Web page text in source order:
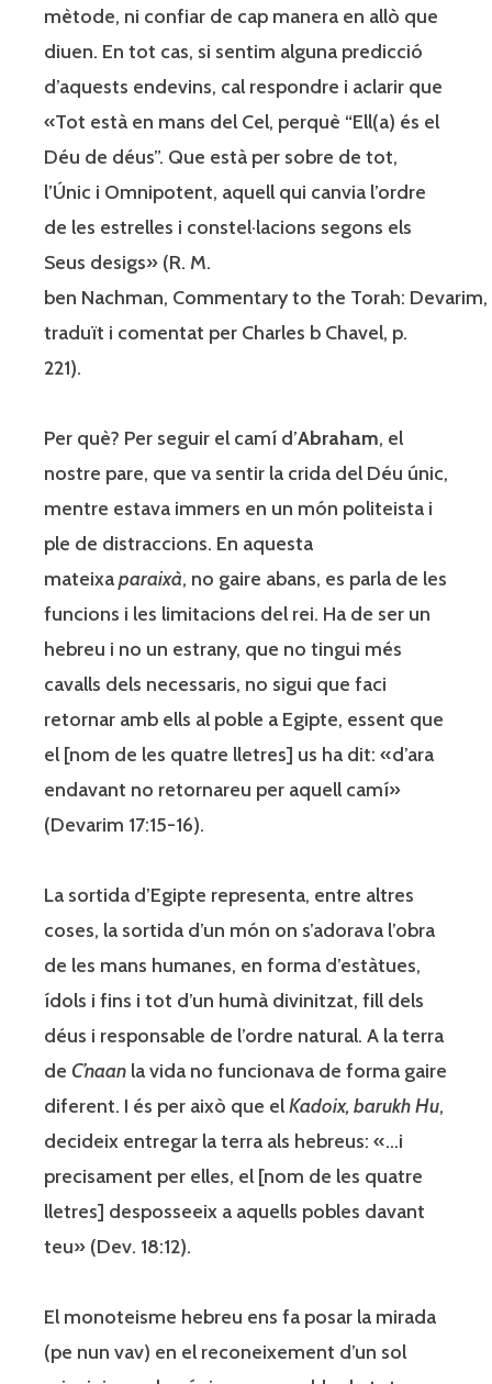
mètode, ni confiar de cap manera en allò que
diuen. En tot cas, si sentim alguna predicció
d’aquests endevins, cal respondre i aclarir que
«Tot està en mans del Cel, perquè “Ell(a) és el
Déu de déus”. Que està per sobre de tot,
l’Únic i Omnipotent, aquell qui canvia l’ordre
de les estrelles i constel·lacions segons els
Seus desigs» (R. M.
ben Nachman, Commentary to the Torah: Devarim,
traduït i comentat per Charles b Chavel, p.
221).
Per què? Per seguir el camí d’Abraham, el
nostre pare, que va sentir la crida del Déu únic,
mentre estava immers en un món politeista i
ple de distraccions. En aquesta
mateixaparaixà, no gaire abans, es parla de les
funcions i les limitacions del rei. Ha de ser un
hebreu i no un estrany, que no tingui més
cavalls dels necessaris, no sigui que faci
retornar amb ells al poble a Egipte, essent que
el [nom de les quatre lletres] us ha dit: «d’ara
endavant no retornareu per aquell camí»
(Devarim 17:15-16).
La sortida d’Egipte representa, entre altres
coses, la sortida d’un món on s’adorava l’obra
de les mans humanes, en forma d’estàtues,
ídols i fins i tot d’un humà divinitzat, fill dels
déus i responsable de l’ordre natural. A la terra
de C’naan la vida no funcionava de forma gaire
diferent. I és per això que elKadoix, barukh Hu,
decideix entregar la terra als hebreus: «…i
precisament per elles, el [nom de les quatre
lletres] desposseeix a aquells pobles davant
teu» (Dev. 18:12).
El monoteisme hebreu ens fa posar la mirada
(pe nun vav) en el reconeixement d’un sol